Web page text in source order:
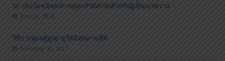
10 ประโยชน์ของการออกกำลังกายสำหรับผู้เป็นเบาหวาน
June 21, 2018
วิธีการดูแลผู้สูงอายุให้มีสุขภาพที่ดี
November 19, 2017